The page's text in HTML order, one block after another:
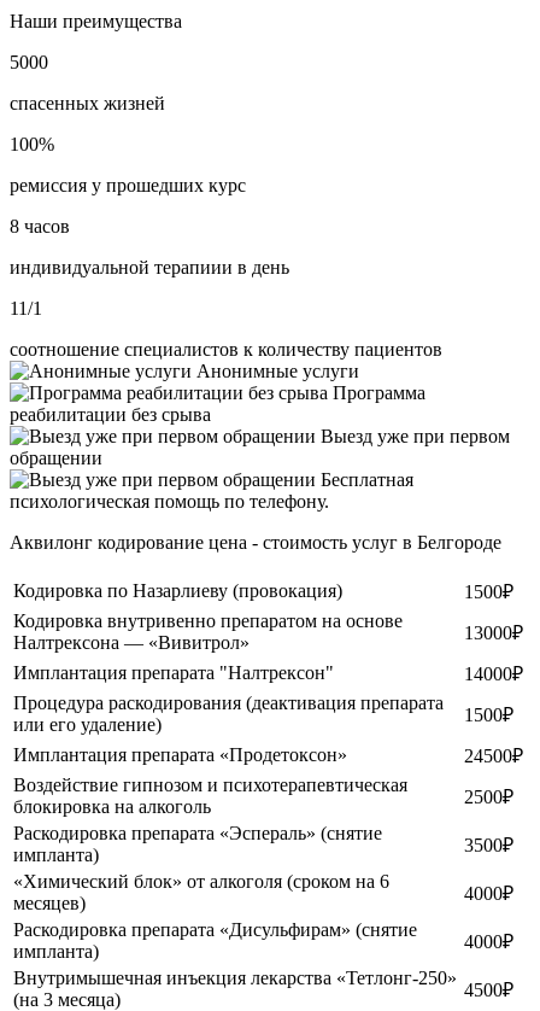
Наши преимущества
5000
спасенных жизней
100%
ремиссия у прошедших курс
8 часов
индивидуальной терапиии в день
11/1
соотношение специалистов к количеству пациентов
Анонимные услуги
Программа
реабилитации без срыва
Выезд уже при первом
обращении
Бесплатная
психологическая помощь по телефону.
Аквилонг кодирование цена - стоимость услуг в Белгороде
Кодировка по Назарлиеву (провокация)
1500₽
Кодировка внутривенно препаратом на основе
Налтрексона — «Вивитрол»
13000₽
Имплантация препарата "Налтрексон"
14000₽
Процедура раскодирования (деактивация препарата
или его удаление)
1500₽
Имплантация препарата «Продетоксон»
24500₽
Воздействие гипнозом и психотерапевтическая
блокировка на алкоголь
2500₽
Раскодировка препарата «Эспераль» (снятие
импланта)
3500₽
«Химический блок» от алкоголя (сроком на 6
месяцев)
4000₽
Раскодировка препарата «Дисульфирам» (снятие
импланта)
4000₽
Внутримышечная инъекция лекарства «Тетлонг-250»
(на 3 месяца)
4500₽